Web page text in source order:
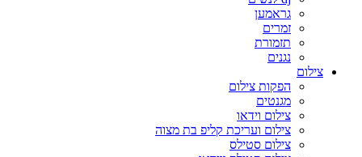
גראמען
זמרים
תזמורת
נגנים
צילום
הפקות צילום
מגנטים
צילום וידאו
צילום ועריכת קליפ בת מצוה
צילום סטילס